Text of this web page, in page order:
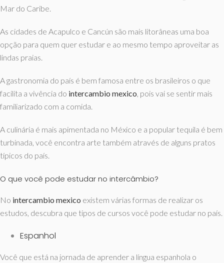
Mar do Caribe.
As cidades de Acapulco e Cancún são mais litorâneas uma boa
opção para quem quer estudar e ao mesmo tempo aproveitar as
lindas praias.
A gastronomia do país é bem famosa entre os brasileiros o que
facilita a vivência do intercambio mexico, pois vai se sentir mais
familiarizado com a comida.
A culinária é mais apimentada no México e a popular tequila é bem
turbinada, você encontra arte também através de alguns pratos
típicos do país.
O que você pode estudar no intercâmbio?
No intercambio mexico existem várias formas de realizar os
estudos, descubra que tipos de cursos você pode estudar no país.
Espanhol
Você que está na jornada de aprender a língua espanhola o